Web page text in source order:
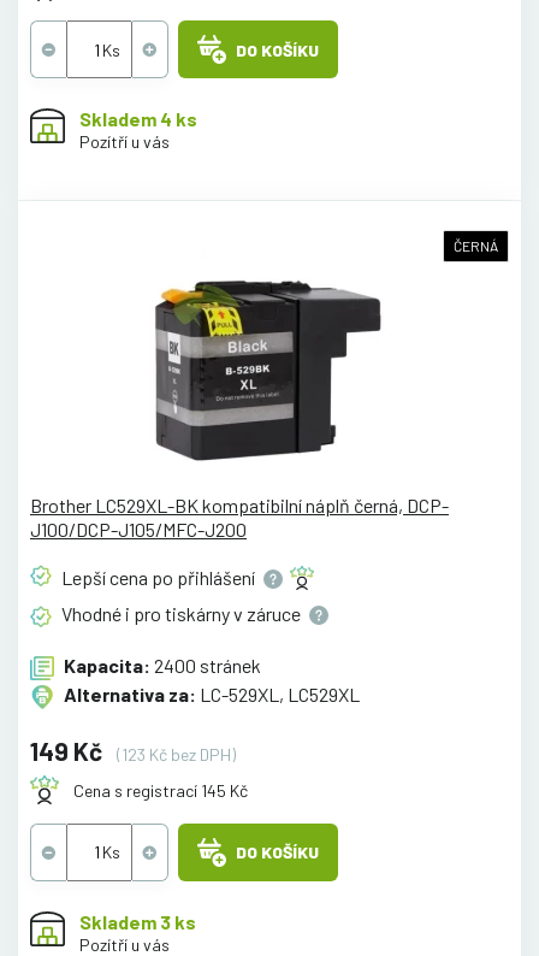
DO KOŠÍKU
Skladem 4 ks
Pozítří u vás
ČERNÁ
Brother LC529XL-BK kompatibilní náplň černá, DCP-
J100/DCP-J105/MFC-J200
Lepší cena po přihlášení
Vhodné i pro tiskárny v záruce
Kapacita: 2400 stránek
Alternativa za: LC-529XL, LC529XL
149 Kč
(123 Kč bez DPH)
Cena s registrací 145 Kč
DO KOŠÍKU
Skladem 3 ks
Pozítří u vás